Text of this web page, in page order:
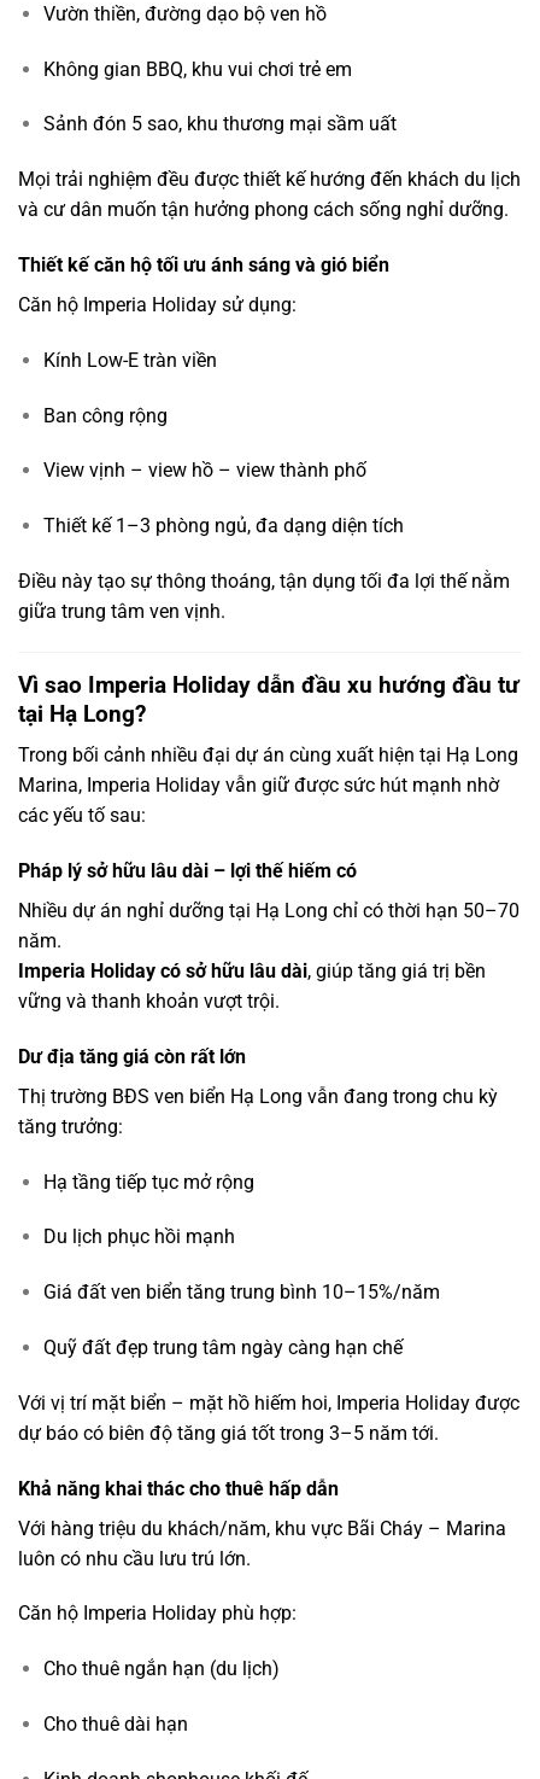
Vườn thiền, đường dạo bộ ven hồ
Không gian BBQ, khu vui chơi trẻ em
Sảnh đón 5 sao, khu thương mại sầm uất
Mọi trải nghiệm đều được thiết kế hướng đến khách du lịch
và cư dân muốn tận hưởng phong cách sống nghỉ dưỡng.
Thiết kế căn hộ tối ưu ánh sáng và gió biển
Căn hộ Imperia Holiday sử dụng:
Kính Low-E tràn viền
Ban công rộng
View vịnh – view hồ – view thành phố
Thiết kế 1–3 phòng ngủ, đa dạng diện tích
Điều này tạo sự thông thoáng, tận dụng tối đa lợi thế nằm
giữa trung tâm ven vịnh.
Vì sao Imperia Holiday dẫn đầu xu hướng đầu tư
tại Hạ Long?
Trong bối cảnh nhiều đại dự án cùng xuất hiện tại Hạ Long
Marina, Imperia Holiday vẫn giữ được sức hút mạnh nhờ
các yếu tố sau:
Pháp lý sở hữu lâu dài – lợi thế hiếm có
Nhiều dự án nghỉ dưỡng tại Hạ Long chỉ có thời hạn 50–70
năm.
Imperia Holiday có sở hữu lâu dài, giúp tăng giá trị bền
vững và thanh khoản vượt trội.
Dư địa tăng giá còn rất lớn
Thị trường BĐS ven biển Hạ Long vẫn đang trong chu kỳ
tăng trưởng:
Hạ tầng tiếp tục mở rộng
Du lịch phục hồi mạnh
Giá đất ven biển tăng trung bình 10–15%/năm
Quỹ đất đẹp trung tâm ngày càng hạn chế
Với vị trí mặt biển – mặt hồ hiếm hoi, Imperia Holiday được
dự báo có biên độ tăng giá tốt trong 3–5 năm tới.
Khả năng khai thác cho thuê hấp dẫn
Với hàng triệu du khách/năm, khu vực Bãi Cháy – Marina
luôn có nhu cầu lưu trú lớn.
Căn hộ Imperia Holiday phù hợp:
Cho thuê ngắn hạn (du lịch)
Cho thuê dài hạn